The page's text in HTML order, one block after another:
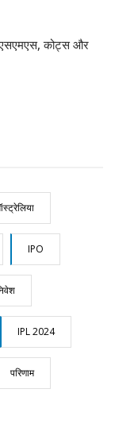
एसएमएस, कोट्स और
IPO
IPL 2024
परिणाम